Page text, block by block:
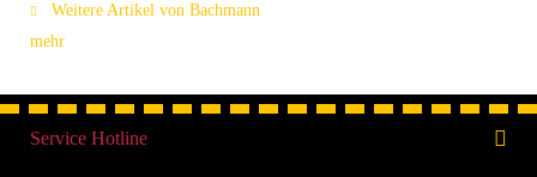
Weitere Artikel von Bachmann
mehr
Service Hotline